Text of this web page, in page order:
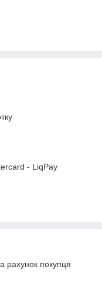
- LiqPay
рахунок покупця